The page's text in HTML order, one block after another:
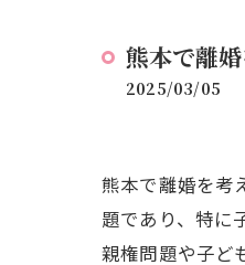
熊本で離
2025/03/05
熊本で離婚を考
題であり、特に
親権問題や子ど